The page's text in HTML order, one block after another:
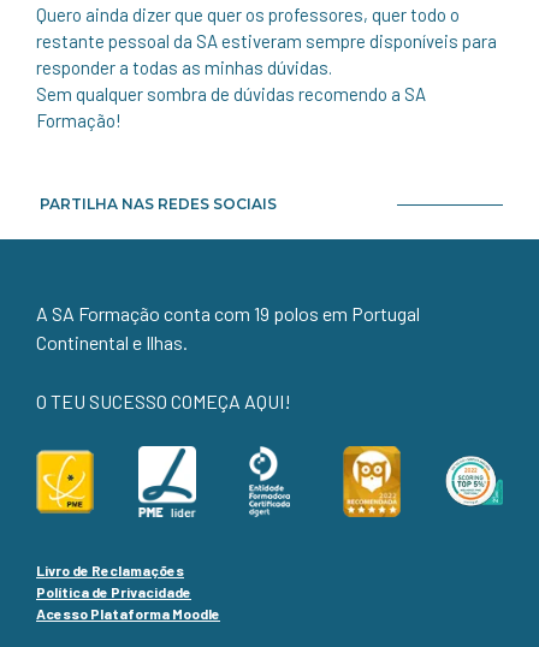
Quero ainda dizer que quer os professores, quer todo o
restante pessoal da SA estiveram sempre disponíveis para
responder a todas as minhas dúvidas.
Sem qualquer sombra de dúvidas recomendo a SA
Formação!
PARTILHA NAS REDES SOCIAIS
A SA Formação conta com 19 polos em Portugal
Continental e Ilhas.
O TEU SUCESSO COMEÇA AQUI!
Livro de Reclamações
Política de Privacidade
Acesso Plataforma Moodle